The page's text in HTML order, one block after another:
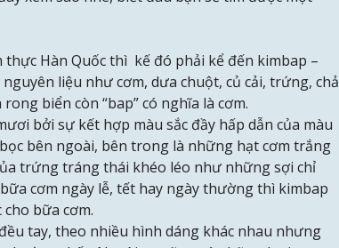
Hàn Quốc thì kế đó phải kể đến kimbap –
liệu như cơm, dưa chuột, củ cải, trứng, chả
biển còn “bap” có nghĩa là cơm.
bởi sự kết hợp màu sắc đầy hấp dẫn của màu
bên ngoài, bên trong là những hạt cơm trắng
trứng tráng thái khéo léo như những sợi chỉ
cơm ngày lễ, tết hay ngày thường thì kimbap
bữa cơm.
tay, theo nhiều hình dáng khác nhau nhưng